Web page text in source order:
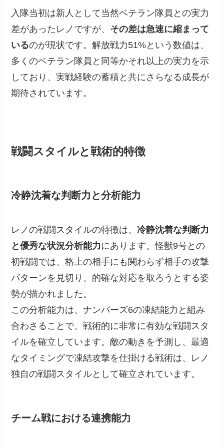
入隊当初は新人として当然ベテラン隊員との実力
差があったレノですが、 その差は急速に縮まって
いるのが現状です。解放戦力51%という数値は、
多くのベテラン隊員と同等かそれ以上の実力を示
しており、実戦経験の蓄積と共にさらなる成長が
期待されています。
戦闘スタイルと戦術的特徴
冷静沈着な判断力と分析能力
レノの戦闘スタイルの特徴は、冷静沈着な判断力
と優秀な状況分析能力にあります。怪獣9号との
初戦闘では、格上の相手にも関わらず相手の攻撃
パターンを見切り、的確な対応を取ろうとする姿
勢が描かれました。
この分析能力は、ナンバーズ6の凍結能力と組み
合わさることで、戦術的に非常に有効な戦闘スタ
イルを確立しています。敵の動きを予測し、最適
なタイミングで凍結攻撃を仕掛ける戦術は、レノ
独自の戦闘スタイルとして確立されています。
チーム戦における連携能力